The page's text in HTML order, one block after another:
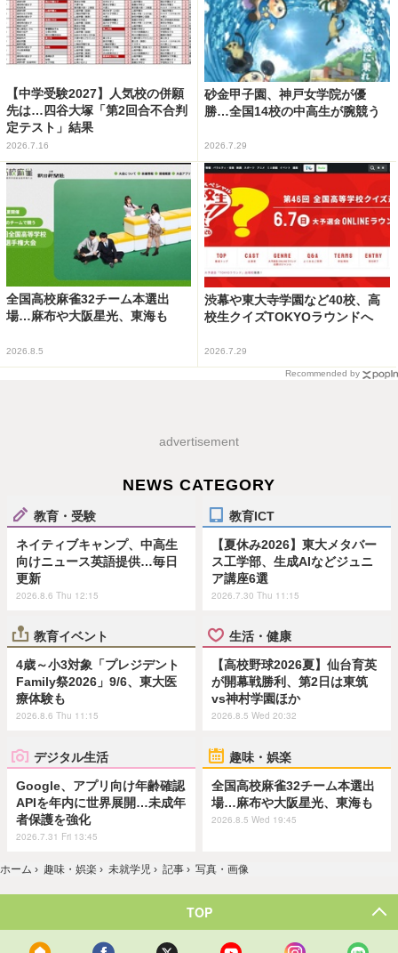
【中学受験2027】人気校の併願
先は…四谷大塚「第2回合不合判
定テスト」結果
2026.7.16
砂金甲子園、神戸女学院が優
勝…全国14校の中高生が腕競う
2026.7.29
全国高校麻雀32チーム本選出
場…麻布や大阪星光、東海も
2026.8.5
渋幕や東大寺学園など40校、高
校生クイズTOKYOラウンドへ
2026.7.29
Recommended by
advertisement
NEWS CATEGORY
教育・受験
ネイティブキャンプ、中高生
向けニュース英語提供…毎日
更新
2026.8.6 Thu 12:15
教育ICT
【夏休み2026】東大メタバー
ス工学部、生成AIなどジュニ
ア講座6選
2026.7.30 Thu 11:15
教育イベント
4歳～小3対象「プレジデント
Family祭2026」9/6、東大医
療体験も
2026.8.6 Thu 11:15
生活・健康
【高校野球2026夏】仙台育英
が開幕戦勝利、第2日は東筑
vs神村学園ほか
2026.8.5 Wed 20:32
デジタル生活
Google、アプリ向け年齢確認
APIを年内に世界展開…未成年
者保護を強化
2026.7.31 Fri 13:45
趣味・娯楽
全国高校麻雀32チーム本選出
場…麻布や大阪星光、東海も
2026.8.5 Wed 19:45
ホーム › 趣味・娯楽 › 未就学児 › 記事 › 写真・画像
TOP